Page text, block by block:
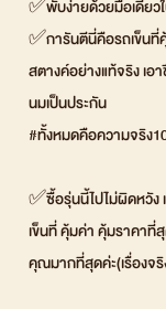
✅พับง่ายด้วยมือเดียว
✅การันตีนี่คือรถเข็น
สตางค์อย่างแท้จริง เอ
นมเป็นประกัน
#ทั้งหมดคือความจริง
✅ซื้อรุ่นนี้ไปไม่ผิดหวั
เข็นที่ คุ้มค่า คุ้มราคาที่
คุณมากที่สุดค่ะ(เรื่องจ